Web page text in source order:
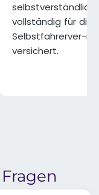
selbstverständlich
vollständig für die
Selbstfahrerver-
versichert.​